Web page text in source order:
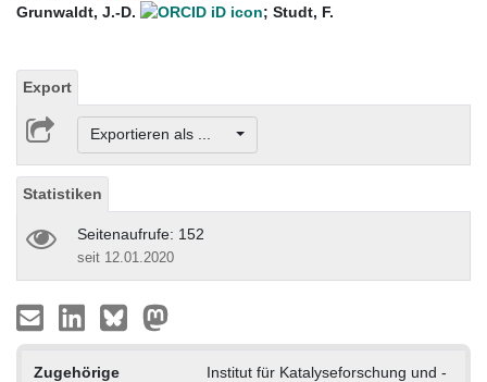
Grunwaldt, J.-D.
; Studt, F.
Export
Exportieren als ...
Statistiken
Seitenaufrufe: 152
seit 12.01.2020
Zugehörige
Institut für Katalyseforschung und -